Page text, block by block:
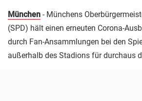
München - Münchens
(SPD) hält einen erneuten Corona-
durch Fan-Ansammlungen bei den
außerhalb des Stadions für durchaus